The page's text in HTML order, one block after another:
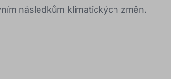
následkům klimatických změn.